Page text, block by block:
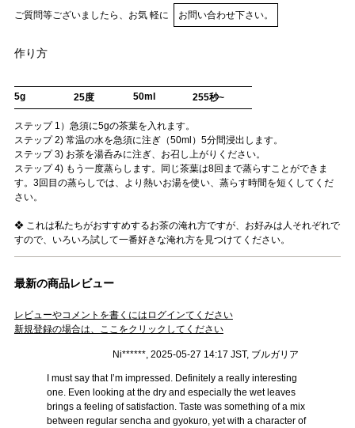
ご質問等ございましたら、お気 軽に お問い合わせ下さい。
作り方
5g 25度 50ml 255秒~
ステップ 1）急須に5gの茶葉を入れます。
ステップ 2) 常温の水を急須に注ぎ（50ml）5分間浸出します。
ステップ 3) お茶を湯呑みに注ぎ、お召し上がりください。
ステップ 4) もう一度蒸らします。同じ茶葉は8回まで蒸らすことができま
す。3回目の蒸らしでは、より熱いお湯を使い、蒸らす時間を短くしてくだ
さい。
❖ これは私たちがおすすめするお茶の淹れ方ですが、お好みは人それぞれで
すので、いろいろ試して一番好きな淹れ方を見つけてください。
最新の商品レビュー
レビューやコメントを書くにはログインてください
新規登録の場合は、ここをクリックしてください
Ni******, 2025-05-27 14:17 JST, ブルガリア
I must say that I’m impressed. Definitely a really interesting
one. Even looking at the dry and especially the wet leaves
brings a feeling of satisfaction. Taste was something of a mix
between regular sencha and gyokuro, yet with a character of